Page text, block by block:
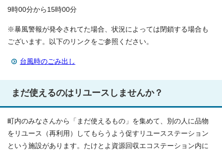
9時00分から15時00分
※暴風警報が発令されてた場合、状況によっては閉鎖する場合も
ございます。以下のリンクをご参照ください。
台風時のごみ出し
まだ使えるのはリユースしませんか？
町内のみなさんから「まだ使えるもの」を集めて、別の人に品物
をリユース（再利用）してもらうよう促すリユースステーション
という施設があります。たけとよ資源回収エコステーション内に